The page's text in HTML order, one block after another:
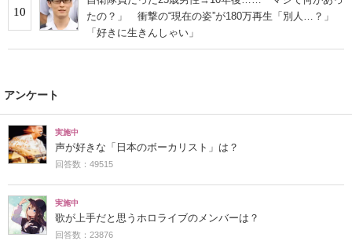
10
たの？」 衝撃の“現在の姿”が180万再生「別人…？」
「好きに生きんしゃい」
アンケート
実施中
声が好きな「日本のボーカリスト」は？
回答数：49515
実施中
歌が上手だと思うホロライブのメンバーは？
回答数：23876